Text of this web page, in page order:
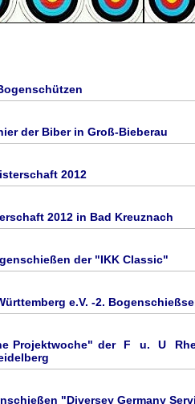
der Biber in Groß-Bieberau
2012
2012 in Bad Kreuznach
der "IKK Classic"
e.V. -2.
Projektwoche" der F u. U
"Diversey Germany